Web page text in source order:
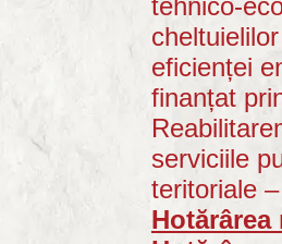
tehnico-
eficienței
finanțat
serviciile
teritoriale
Hotărârea